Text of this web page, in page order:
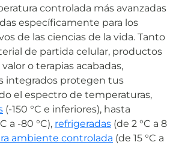
controlada más avanzadas
específicamente para los
de las ciencias de la vida. Tanto
de partida celular, productos
o terapias acabadas,
integrados protegen tus
el espectro de temperaturas,
(-150 °C e inferiores), hasta
a -80 °C), refrigeradas (de 2 °C a 8
ambiente controlada (de 15 °C a